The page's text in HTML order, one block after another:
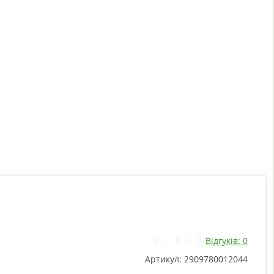
Відгуків: 0
Артикул: 2909780012044